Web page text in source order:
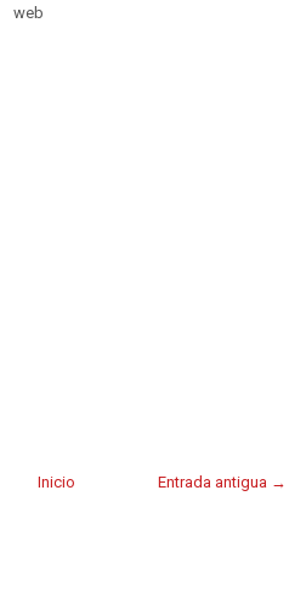
web
Entrada antigua →
Inicio